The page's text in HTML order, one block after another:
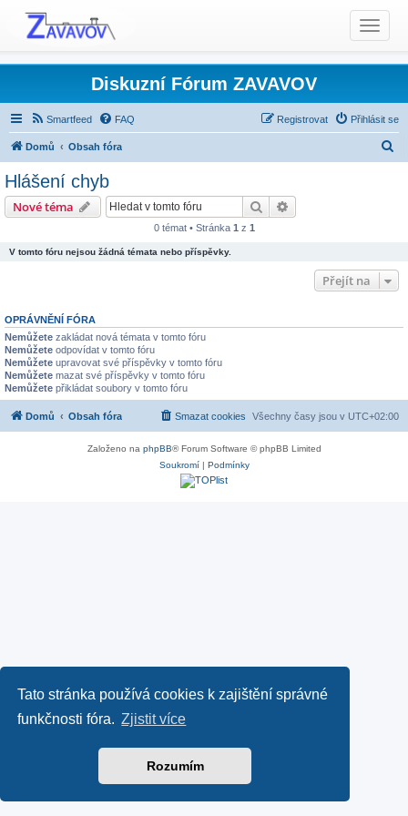
Tato stránka používá cookies k zajištění správné
funkčnosti fóra. Zjistit více
Rozumím
T
o
g
l
e
n
o
Diskuzní Fórum ZAVAVOV
Smartfeed FAQ Přihlásit se
Registrovat
Domů Obsah fóra
Produkty TCS - Rady, Otázky, Informace, Problémy...
Ostatní produkty TCS
Hlášení chyb
Hlášení chyb
Nové téma Hledat
0 témat • Stránka 1 z 1
V tomto fóru nejsou žádná témata nebo příspěvky.
Přejít na
OPRÁVNĚNÍ FÓRA
Nemůžete zakládat nová témata v tomto fóru
Nemůžete odpovídat v tomto fóru
Nemůžete upravovat své příspěvky v tomto fóru
Nemůžete mazat své příspěvky v tomto fóru
Nemůžete přikládat soubory v tomto fóru
Domů Obsah fóra Všechny časy jsou v UTC+02:00
Smazat cookies
Založeno na phpBB® Forum Software © phpBB Limited
Soukromí| Podmínky